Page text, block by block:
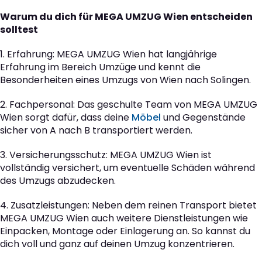
Warum du dich für MEGA UMZUG Wien entscheiden
solltest
1. Erfahrung: MEGA UMZUG Wien hat langjährige
Erfahrung im Bereich Umzüge und kennt die
Besonderheiten eines Umzugs von Wien nach Solingen.
2. Fachpersonal: Das geschulte Team von MEGA UMZUG
Wien sorgt dafür, dass deine Möbel und Gegenstände
sicher von A nach B transportiert werden.
3. Versicherungsschutz: MEGA UMZUG Wien ist
vollständig versichert, um eventuelle Schäden während
des Umzugs abzudecken.
4. Zusatzleistungen: Neben dem reinen Transport bietet
MEGA UMZUG Wien auch weitere Dienstleistungen wie
Einpacken, Montage oder Einlagerung an. So kannst du
dich voll und ganz auf deinen Umzug konzentrieren.